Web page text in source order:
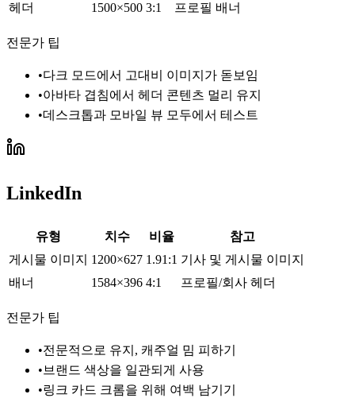
헤더
1500×500 3:1 프로필 배너
전문가 팁
•다크 모드에서 고대비 이미지가 돋보임
•아바타 겹침에서 헤더 콘텐츠 멀리 유지
•데스크톱과 모바일 뷰 모두에서 테스트
LinkedIn
유형 치수 비율
참고
게시물 이미지
1200×627 1.91:1 기사 및 게시물 이미지
배너
1584×396 4:1 프로필/회사 헤더
전문가 팁
•전문적으로 유지, 캐주얼 밈 피하기
• 브랜드 색상을 일관되게 사용
•링크 카드 크롬을 위해 여백 남기기